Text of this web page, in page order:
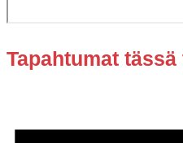
Tapahtumat